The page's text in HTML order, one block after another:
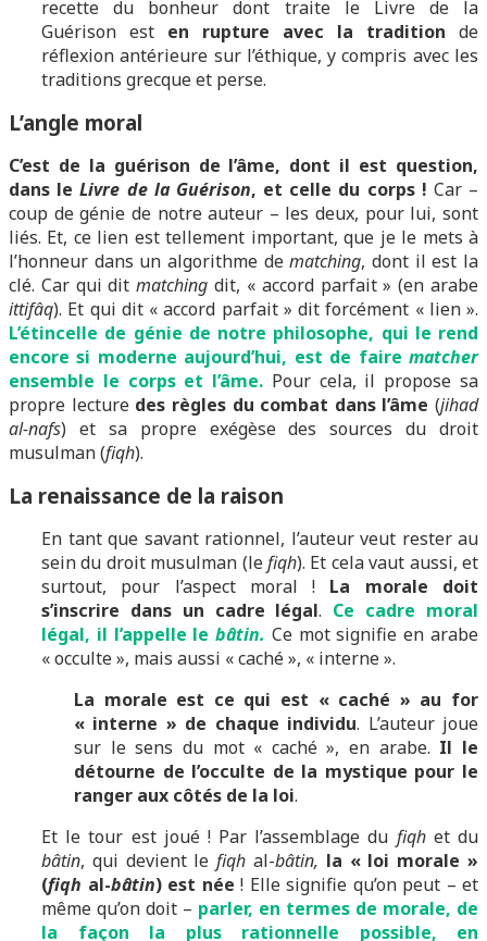
recette du bonheur dont traite le Livre de la
Guérison est en rupture avec la tradition de
réflexion antérieure sur l’éthique, y compris avec les
traditions grecque et perse.
L’angle moral
C’est de la guérison de l’âme, dont il est question,
dans leLivre de la Guérison, et celle du corps ! Car –
coup de génie de notre auteur – les deux, pour lui, sont
liés. Et, ce lien est tellement important, que je le mets à
l’honneur dans un algorithme dematching, dont il est la
clé. Car qui ditmatching dit, « accord parfait » (en arabe
ittifâq). Et qui dit « accord parfait » dit forcément « lien ».
L’étincelle de génie de notre philosophe, qui le rend
encore si moderne aujourd’hui, est de faire matcher
ensemble le corps et l’âme. Pour cela, il propose sa
propre lecturedes règles du combat dans l’âme (jihad
al-nafs) et sa propre exégèse des sources du droit
musulman (fiqh).
La renaissance de la raison
En tant que savant rationnel, l’auteur veut rester au
sein du droit musulman (lefiqh). Et cela vaut aussi, et
surtout, pour l’aspect moral ! La morale doit
s’inscrire dans un cadre légal. Ce cadre moral
légal, il l’appelle lebâtin. Ce mot signifie en arabe
« occulte », mais aussi « caché », « interne ».
La morale est ce qui est « caché » au for
« interne » de chaque individu. L’auteur joue
sur le sens du mot « caché », en arabe. Il le
détourne de l’occulte de la mystique pour le
ranger aux côtés de la loi.
Et le tour est joué ! Par l’assemblage du fiqhet du
bâtin, qui devient lefiqh al-bâtin, la « loi morale »
(fiqh al-bâtin) est née ! Elle signifie qu’on peut – et
même qu’on doit – parler, en termes de morale, de
la façon la plus rationnelle possible, en